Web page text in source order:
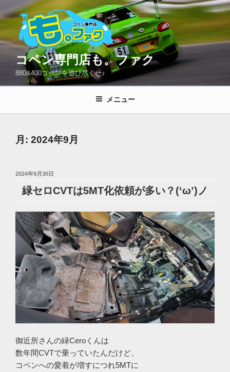
ン
テ
ン
プ
コペン専門店も。ファク
880&400コペンを遊び尽くせ♪
メニュー
月: 2024年9月
投
日:
2024年9月30日
緑セロCVTは5MT化依頼が多い？(‘ω’)ノ
御近所さんの緑Ceroくんは
数年間CVTで乗っていたんだけど、
コペンへの愛着が増すにつれ5MTに